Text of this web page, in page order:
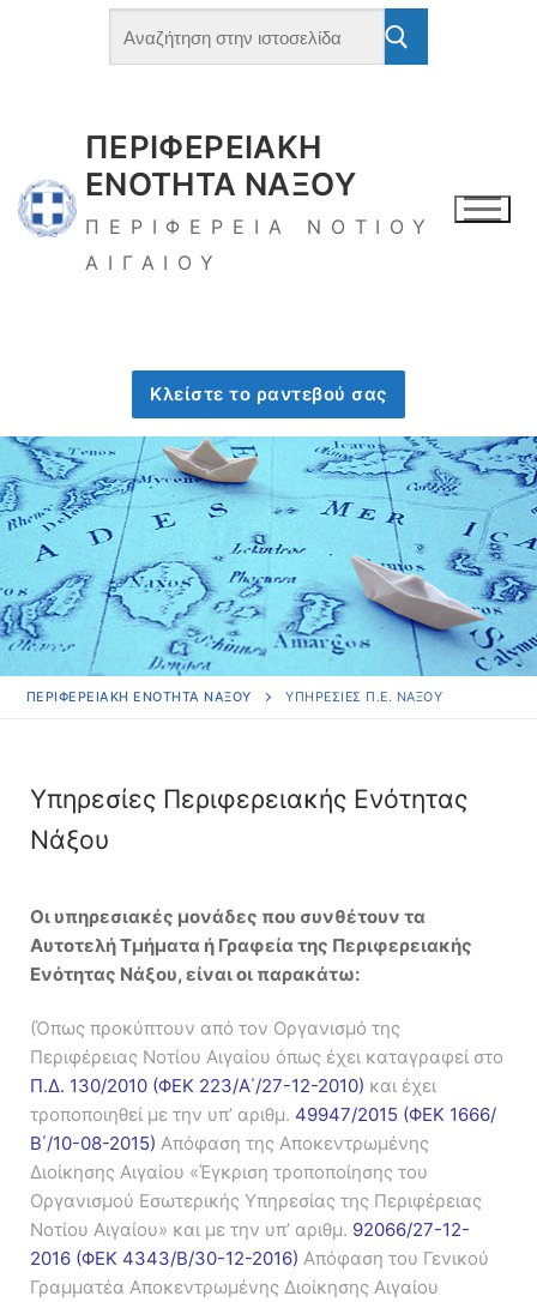
ΠΕΡΙΦΕΡΕΙΑΚΗ
ΕΝΟΤΗΤΑ ΝΑΞΟΥ
ΠΕΡΙΦΕΡΕΙΑ ΝΟΤΙΟΥ
ΑΙΓΑΙΟΥ
Κλείστε το ραντεβού σας
ΠΕΡΙΦΕΡΕΙΑΚΗ ΕΝΟΤΗΤΑ ΝΑΞΟΥ ΥΠΗΡΕΣΊΕΣ Π.Ε. ΝΆΞΟΥ
Υπηρεσίες Περιφερειακής Ενότητας
Νάξου
Οι υπηρεσιακές μονάδες που συνθέτουν τα
Αυτοτελή Τμήματα ή Γραφεία της Περιφερειακής
Ενότητας Νάξου, είναι οι παρακάτω:
(Όπως προκύπτουν από τον Οργανισμό της
Περιφέρειας Νοτίου Αιγαίου όπως έχει καταγραφεί στο
Π.Δ. 130/2010 (ΦΕΚ 223/Α΄/27-12-2010) και έχει
τροποποιηθεί με την υπ’ αριθμ. 49947/2015 (ΦΕΚ 1666/
Β΄/10-08-2015) Απόφαση της Αποκεντρωμένης
Διοίκησης Αιγαίου «Έγκριση τροποποίησης του
Οργανισμού Εσωτερικής Υπηρεσίας της Περιφέρειας
Νοτίου Αιγαίου» και με την υπ’ αριθμ. 92066/27-12-
2016 (ΦΕΚ 4343/Β/30-12-2016) Απόφαση του Γενικού
Γραμματέα Αποκεντρωμένης Διοίκησης Αιγαίου